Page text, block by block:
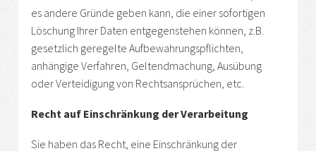
es andere Gründe geben kann, die einer sofortigen
Löschung Ihrer Daten entgegenstehen können, z.B.
gesetzlich geregelte Aufbewahrungspflichten,
anhängige Verfahren, Geltendmachung, Ausübung
oder Verteidigung von Rechtsansprüchen, etc.
Recht auf Einschränkung der Verarbeitung
Sie haben das Recht, eine Einschränkung der